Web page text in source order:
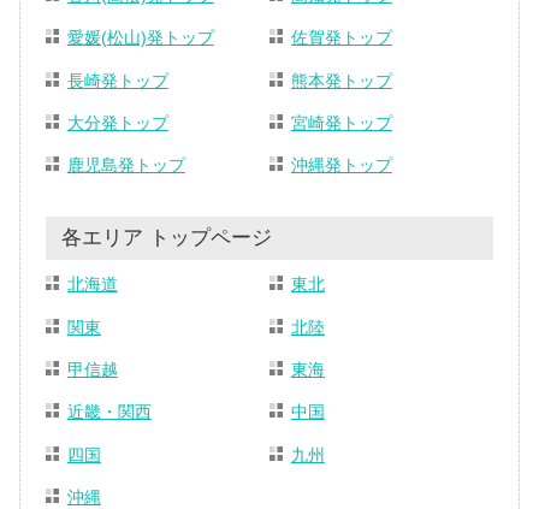
愛媛(松山)発トップ 佐賀発トップ
長崎発トップ 熊本発トップ
大分発トップ 宮崎発トップ
鹿児島発トップ 沖縄発トップ
各エリア トップページ
北海道 東北
関東 北陸
甲信越 東海
近畿・関西 中国
四国 九州
沖縄